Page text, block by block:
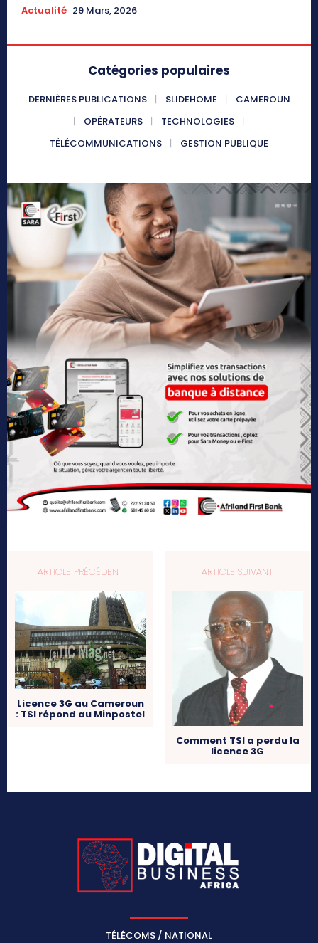
Actualité 29 Mars, 2026
Catégories populaires
DERNIÈRES PUBLICATIONS SLIDEHOME
CAMEROUN
OPÉRATEURS
TECHNOLOGIES
TÉLÉCOMMUNICATIONS
GESTION PUBLIQUE
ARTICLE PRÉCÉDENT
Licence 3G au Cameroun
: TSI répond au Minpostel
ARTICLE SUIVANT
Comment TSI a perdu la
licence 3G
TÉLÉCOMS / NATIONAL